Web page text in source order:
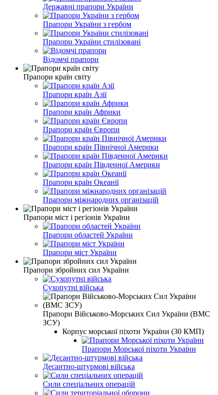
Державні прапори України
Прапори України з гербом
Прапори України стилізовані
Відомчі прапори
Прапори країн світу
Прапори країн Азії
Прапори країн Африки
Прапори країн Європи
Прапори країн Північної Америки
Прапори країн Південної Америки
Прапори країн Океанії
Прапори міжнародних організацій
Прапори міст і регіонів України
Прапори областей України
Прапори міст України
Прапори збройних сил України
Сухопутні війська
Прапори Військово-Морських Сил України (ВМС
ЗСУ)
Корпус морської піхоти України (30 КМП)
Прапори Морської піхоти України
Десантно-штурмові війська
Сили спеціальних операцій